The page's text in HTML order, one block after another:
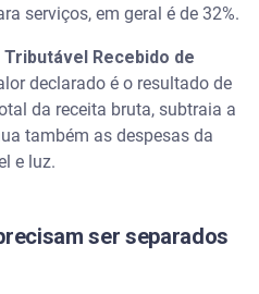
serviços, em geral é de 32%.
Tributável Recebido de
declarado é o resultado de
da receita bruta, subtraia a
também as despesas da
e luz.
ser separados